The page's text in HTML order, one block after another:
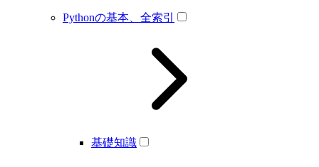
Pythonの基本、全索引
基礎知識